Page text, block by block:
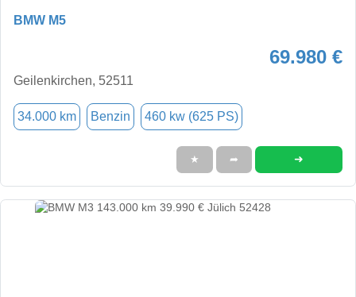
BMW M5
69.980 €
Geilenkirchen, 52511
34.000 km Benzin 460 kw (625 PS)
★ ➦ ➜